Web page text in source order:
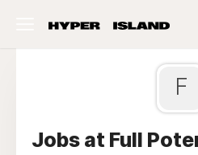
F
Jobs at Full